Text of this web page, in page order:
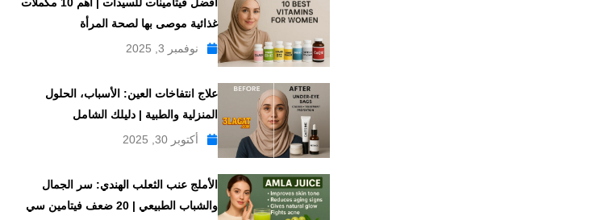
غذائية موصى بها لصحة المرأة
نوفمبر 3, 2025
علاج انتفاخات العين: الأسباب، الحلول
المنزلية والطبية | دليلك الشامل
أكتوبر 30, 2025
الأملج عنب الثعلب الهندي: سر الجمال
والشباب الطبيعي | 20 ضعف فيتامين سي